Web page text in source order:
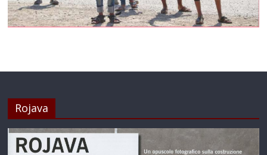
Rojava